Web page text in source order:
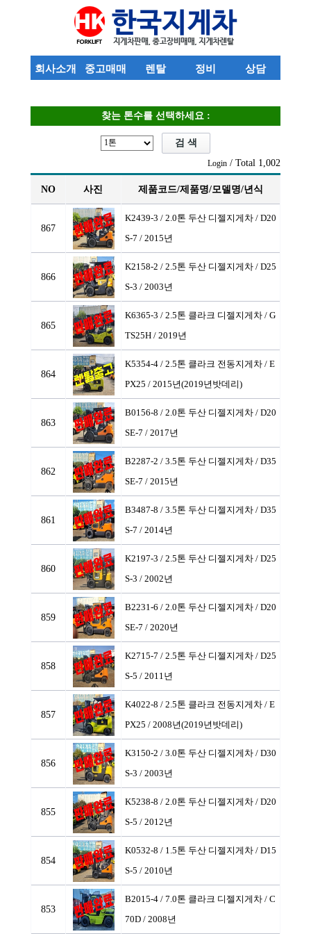
회사소개 중고매매 렌탈 정비 상담
찾는 톤수를 선택하세요 :
Login / Total 1,002
NO 사진 제품코드/제품명/모델명/년식
867
K2439-3 / 2.0톤 두산 디젤지게차 / D20
S-7 / 2015년
866
K2158-2 / 2.5톤 두산 디젤지게차 / D25
S-3 / 2003년
865
K6365-3 / 2.5톤 클라크 디젤지게차 / G
TS25H / 2019년
864
K5354-4 / 2.5톤 클라크 전동지게차 / E
PX25 / 2015년(2019년밧데리)
863
B0156-8 / 2.0톤 두산 디젤지게차 / D20
SE-7 / 2017년
862
B2287-2 / 3.5톤 두산 디젤지게차 / D35
SE-7 / 2015년
861
B3487-8 / 3.5톤 두산 디젤지게차 / D35
S-7 / 2014년
860
K2197-3 / 2.5톤 두산 디젤지게차 / D25
S-3 / 2002년
859
B2231-6 / 2.0톤 두산 디젤지게차 / D20
SE-7 / 2020년
858
K2715-7 / 2.5톤 두산 디젤지게차 / D25
S-5 / 2011년
857
K4022-8 / 2.5톤 클라크 전동지게차 / E
PX25 / 2008년(2019년밧데리)
856
K3150-2 / 3.0톤 두산 디젤지게차 / D30
S-3 / 2003년
855
K5238-8 / 2.0톤 두산 디젤지게차 / D20
S-5 / 2012년
854
K0532-8 / 1.5톤 두산 디젤지게차 / D15
S-5 / 2010년
853
B2015-4 / 7.0톤 클라크 디젤지게차 / C
70D / 2008년